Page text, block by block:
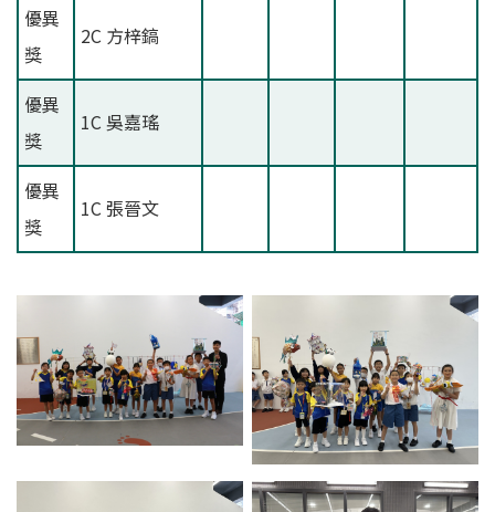
優異
獎
2C 方梓鎬
優異
獎
1C 吳嘉瑤
優異
獎
1C 張晉文